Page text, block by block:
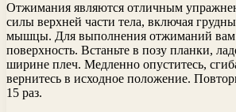
Отжимания являются отличным
силы верхней части тела, включая
мышцы. Для выполнения отжиманий вам
поверхность. Встаньте в позу планки,
ширине плеч. Медленно опуститесь,
вернитесь в исходное положение.
15 раз.